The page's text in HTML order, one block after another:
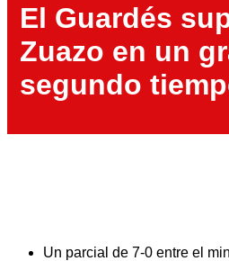
El Guardés
Zuazo en un
segundo
Un parcial de 7-0 entre el